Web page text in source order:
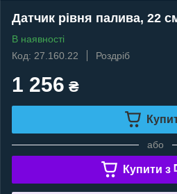
Датчик рівня палива, 22
В наявності
Код: 27.160.22
Роздріб
1 256 ₴
або
Купити з